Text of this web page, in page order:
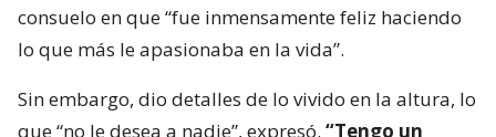
consuelo en que “fue inmensamente feliz haciendo
lo que más le apasionaba en la vida”.
Sin embargo, dio detalles de lo vivido en la altura, lo
que “no le desea a nadie”, expresó. “Tengo un